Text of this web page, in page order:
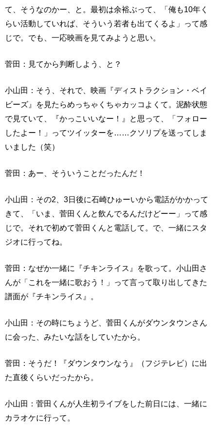
て、そうなのかー、と。最初は余裕ぶって、「俺も10年く
らい活動していれば、そういう若者も出てくるよ」って感
じで。でも、一応映画を見てみようと思い。
菅田：見てから判断しよう、と？
小山田：そう、それで、映画『ディストラクション・ベイ
ビーズ』を見たらめっちゃくちゃカッコよくて。泥酔状態
で見ていて、『かっこいいなー！』と思って、「フォロー
したよー！」ってツイッターを……クソリプを送ってしま
いました（笑）
菅田：あー、そういうことだったんだ！
小山田：その2、3日後に石崎ひゅーいから電話がかかって
きて、「いま、菅田くんと飲んでるんだけどーー」って感
じで。それで初めて菅田くんと電話して。で、一緒にスタ
ジオに行ってね。
菅田：なぜか一緒に『チキンライス』を歌って。小山田さ
んが「これを一緒に歌おう！」って言って取り出してきた
譜面が『チキンライス』。
小山田：その時にちょうど、菅田くんがダウンタウンさん
に会った、みたいな話をしていたから。
菅田：そうだ！『ダウンタウンなう』（フジテレビ）に出
た直後くらいだったから。
小山田：菅田くんが人生初ライブをした前日には、一緒に
カラオケに行って。